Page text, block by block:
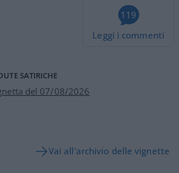
119
Leggi i commenti
SATIRICHE
del 07/08/2026
Vai all'archivio delle vignette